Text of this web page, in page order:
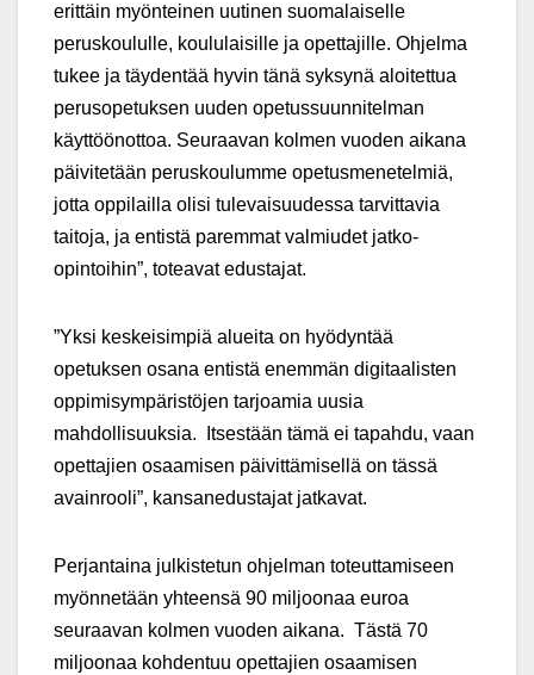
erittäin myönteinen uutinen suomalaiselle
peruskoululle, koululaisille ja opettajille. Ohjelma
tukee ja täydentää hyvin tänä syksynä aloitettua
perusopetuksen uuden opetussuunnitelman
käyttöönottoa. Seuraavan kolmen vuoden aikana
päivitetään peruskoulumme opetusmenetelmiä,
jotta oppilailla olisi tulevaisuudessa tarvittavia
taitoja, ja entistä paremmat valmiudet jatko-
opintoihin”, toteavat edustajat.
”Yksi keskeisimpiä alueita on hyödyntää
opetuksen osana entistä enemmän digitaalisten
oppimisympäristöjen tarjoamia uusia
mahdollisuuksia. Itsestään tämä ei tapahdu, vaan
opettajien osaamisen päivittämisellä on tässä
avainrooli”, kansanedustajat jatkavat.
Perjantaina julkistetun ohjelman toteuttamiseen
myönnetään yhteensä 90 miljoonaa euroa
seuraavan kolmen vuoden aikana. Tästä 70
miljoonaa kohdentuu opettajien osaamisen